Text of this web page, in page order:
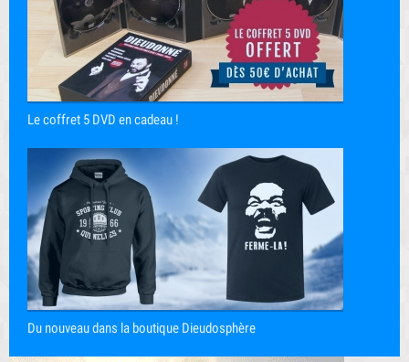
Le coffret 5 DVD en cadeau !
Du nouveau dans la boutique Dieudosphère